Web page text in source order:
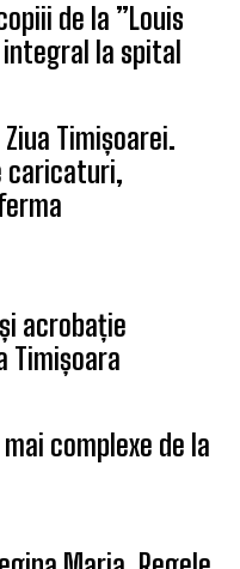
de la ”Louis
la spital
Ziua Timișoarei.
caricaturi,
acrobație
Timișoara
complexe de la